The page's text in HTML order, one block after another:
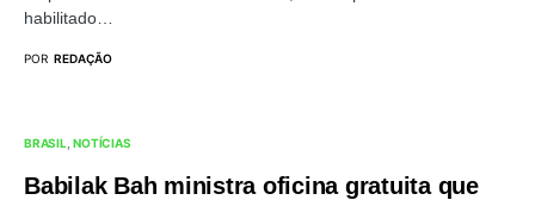
habilitado…
POR REDAÇÃO
BRASIL NOTÍCIAS
Babilak Bah ministra oficina gratuita que